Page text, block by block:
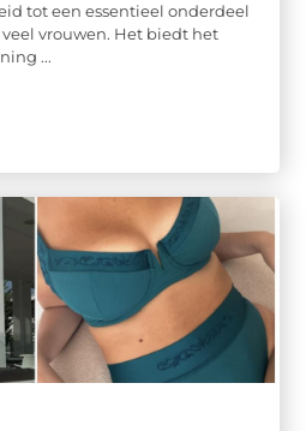
tot een essentieel onderdeel
vrouwen. Het biedt het
...